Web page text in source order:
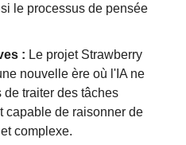
le processus de pensée
: Le projet Strawberry
nouvelle ère où l'IA ne
traiter des tâches
capable de raisonner de
complexe.